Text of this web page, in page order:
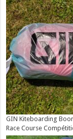
GIN Kiteboarding
Race Course